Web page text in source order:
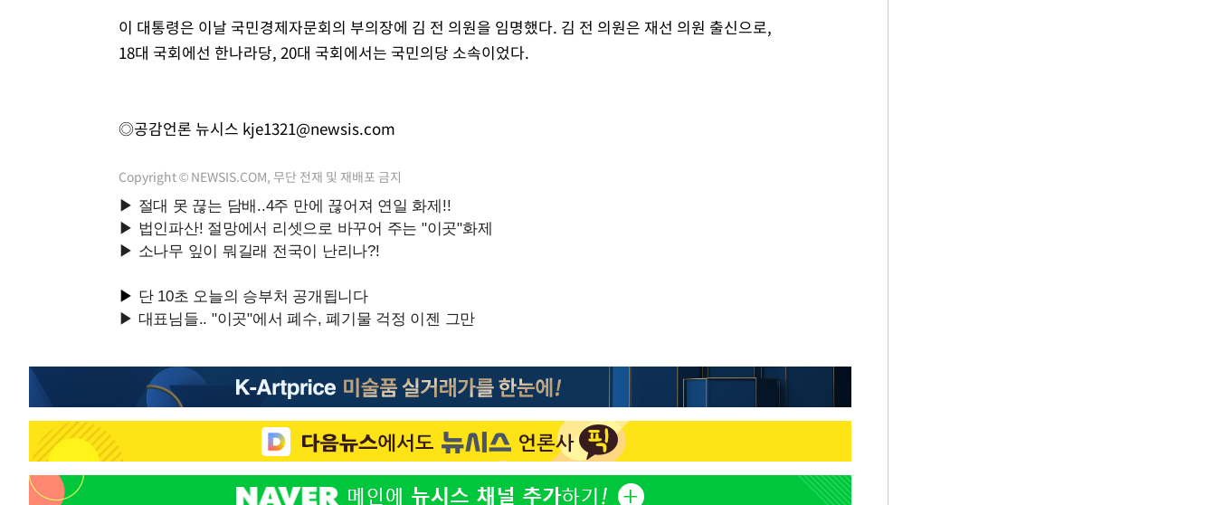
이 대통령은 이날 국민경제자문회의 부의장에 김 전 의원을 임명했다. 김 전 의원은 재선 의원 출신으로,
18대 국회에선 한나라당, 20대 국회에서는 국민의당 소속이었다.
◎공감언론 뉴시스 kje1321@newsis.com
Copyright © NEWSIS.COM, 무단 전재 및 재배포 금지